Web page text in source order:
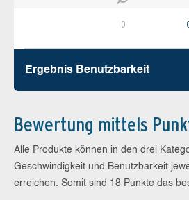
0
Ergebnis Benutz­barkeit
Bewertung mittels
Alle Produkte können in den drei
Geschwindigkeit und Benutzbarkeit
erreichen. Somit sind 18 Punkte das